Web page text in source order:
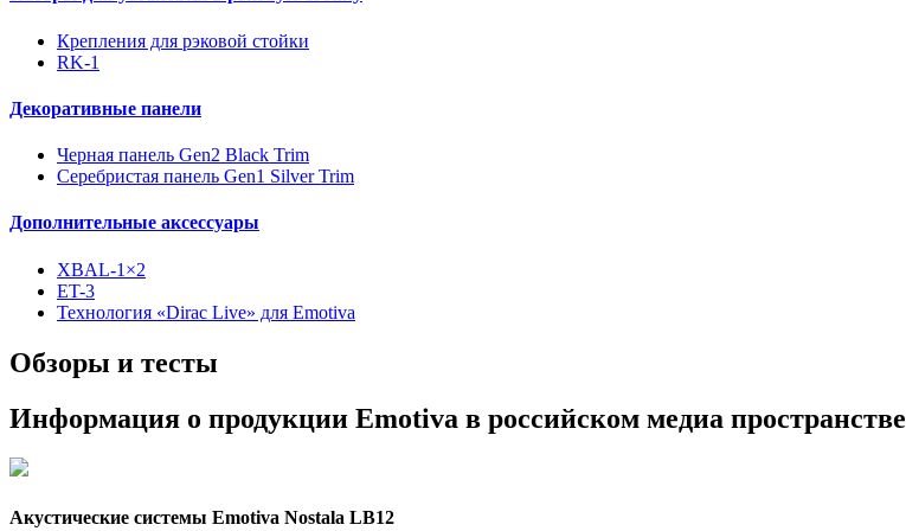
Крепления для рэковой стойки
RK-1
Декоративные панели
Черная панель Gen2 Black Trim
Серебристая панель Gen1 Silver Trim
Дополнительные аксессуары
XBAL-1×2
ET-3
Технология «Dirac Live» для Emotiva
Обзоры и тесты
Информация о продукции Emotiva в российском медиа пространстве
Акустические системы Emotiva Nostala LB12